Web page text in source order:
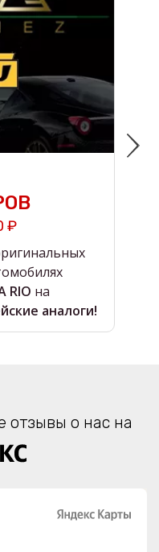
₽
RIO на
аналоги!
отзывы о нас на